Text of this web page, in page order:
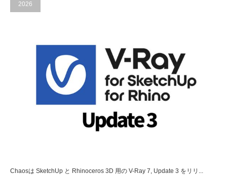
2026
Chaosは SketchUp と Rhinoceros 3D 用の V-Ray 7, Update 3 をリリ...